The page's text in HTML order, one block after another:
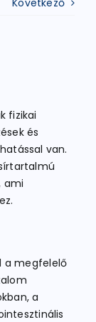
Következő
fizikai
és
van.
ami
a megfelelő
a